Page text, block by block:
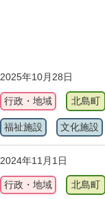
2025年10月28日
行政・地域 北島町
福祉施設 文化施設
2024年11月1日
行政・地域 北島町